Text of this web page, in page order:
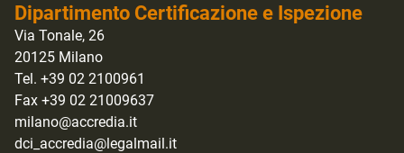
Dipartimento Certificazione e Ispezione
Via Tonale, 26
20125 Milano
Tel. +39 02 2100961
Fax +39 02 21009637
milano@accredia.it
dci_accredia@legalmail.it